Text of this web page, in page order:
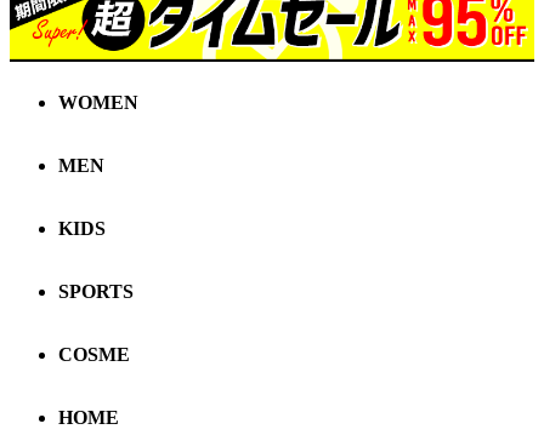
WOMEN
MEN
KIDS
SPORTS
COSME
HOME